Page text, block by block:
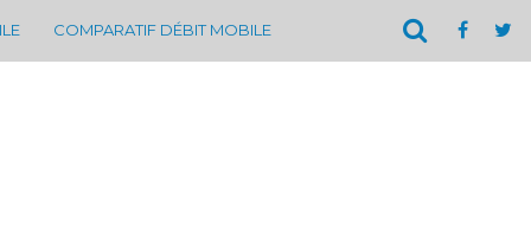
COMPARATIF DÉBIT MOBILE